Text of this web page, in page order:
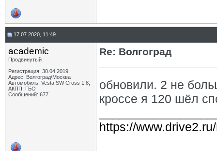
17.07.2020, 11:49
academic
Продвинутый
Регистрация: 30.04.2019
Адрес: Волгоград\Москва
Автомобиль: Vesta SW Cross 1,8,
АКПП, ГБО
Сообщений: 677
Re: Волгоград
обновили. 2 не
кроссе я 120 шёл
https://